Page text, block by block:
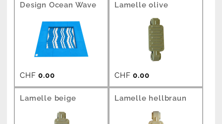
Design Ocean Wave
CHF 0.00
Lamelle olive
CHF 0.00
Lamelle beige Lamelle hellbraun